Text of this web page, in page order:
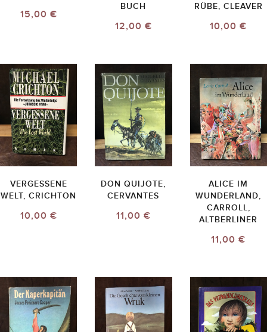
15,00 €
UCH
12,00 €
RÜBE, CLEAVER
10,00 €
VERGESSENE
WELT, CRICHTON
10,00 €
DON QUIJOTE,
CERVANTES
11,00 €
ALICE IM
WUNDERLAND,
CARROLL,
ALTBERLINER
11,00 €